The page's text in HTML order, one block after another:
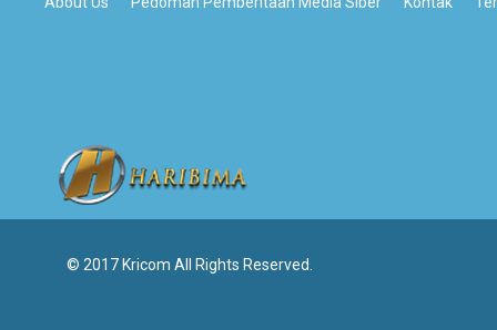
© 2017 Kricom All Rights Reserved.